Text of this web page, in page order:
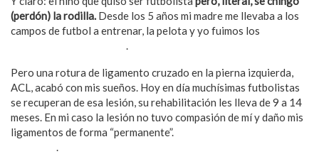
(perdón) la rodilla. Desde los 5 años mi madre me llevaba a los
campos de futbol a entrenar, la pelota y yo fuimos los
.
Pero una rotura de ligamento cruzado en la pierna izquierda,
ACL, acabó con mis sueños. Hoy en día muchísimas futbolistas
se recuperan de esa lesión, su rehabilitación les lleva de 9 a 14
meses. En mi caso la lesión no tuvo compasión de mí y daño mis
ligamentos de forma “permanente”.
.